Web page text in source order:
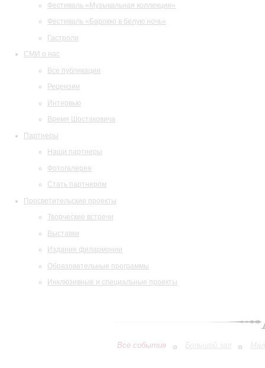
Фестиваль «Музыкальная коллекция»
Фестиваль «Барокко в белую ночь»
Гастроли
СМИ о нас
Все публикации
Рецензии
Интервью
Время Шостаковича
Партнеры
Наши партнеры
Фотогалерея
Стать партнером
Просветительские проекты
Творческие встречи
Выставки
Издания филармонии
Образовательные программы
Инклюзивные и специальные проекты
Все события Большой зал